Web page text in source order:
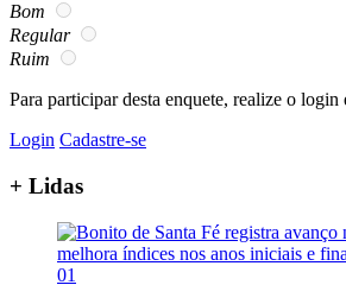
Bom
Regular
Ruim
Para participar desta enquete, realize o login
Login Cadastre-se
+ Lidas
01